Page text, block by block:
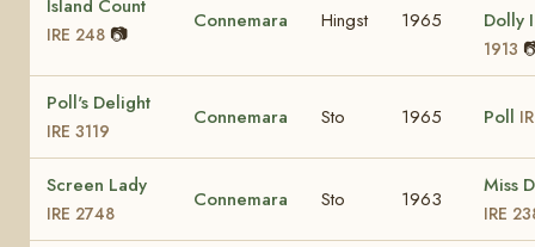
Island Count
IRE 248 📷
Connemara Hingst 1965
Dolly
1913
Poll's Delight
IRE 3119
Connemara Sto 1965 Poll
Screen Lady
IRE 2748
Connemara Sto 1963
Miss
IRE